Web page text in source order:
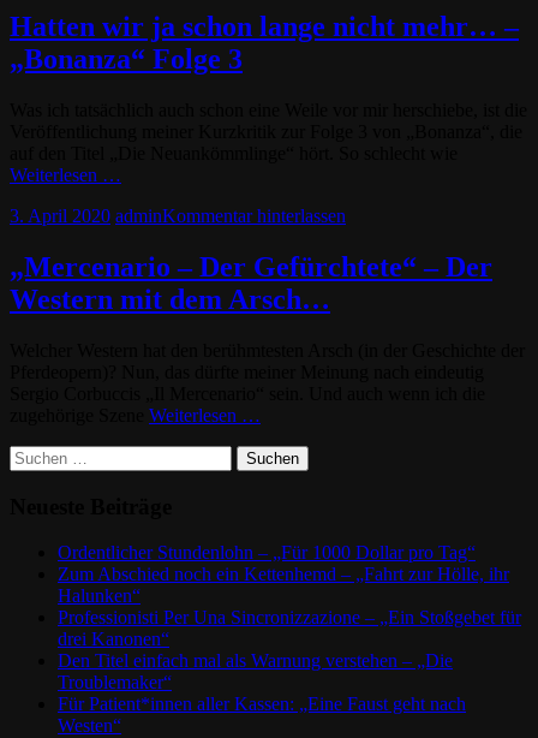
Hatten wir ja schon lange nicht mehr… –
„Bonanza“ Folge 3
Weiterlesen …
3. April 2020 adminKommentar hinterlassen
„Mercenario – Der Gefürchtete“ – Der
Western mit dem Arsch…
Weiterlesen …
Suchen
nach:
Ordentlicher Stundenlohn – „Für 1000 Dollar pro Tag“
Zum Abschied noch ein Kettenhemd – „Fahrt zur Hölle, ihr
Halunken“
Professionisti Per Una Sincronizzazione – „Ein Stoßgebet für
drei Kanonen“
Den Titel einfach mal als Warnung verstehen – „Die
Troublemaker“
Für Patient*innen aller Kassen: „Eine Faust geht nach
Westen“